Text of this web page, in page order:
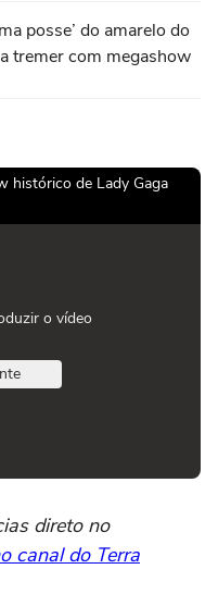
posse’ do amarelo do
tremer com megashow
histórico de Lady Gaga
o vídeo
direto no
canal do Terra